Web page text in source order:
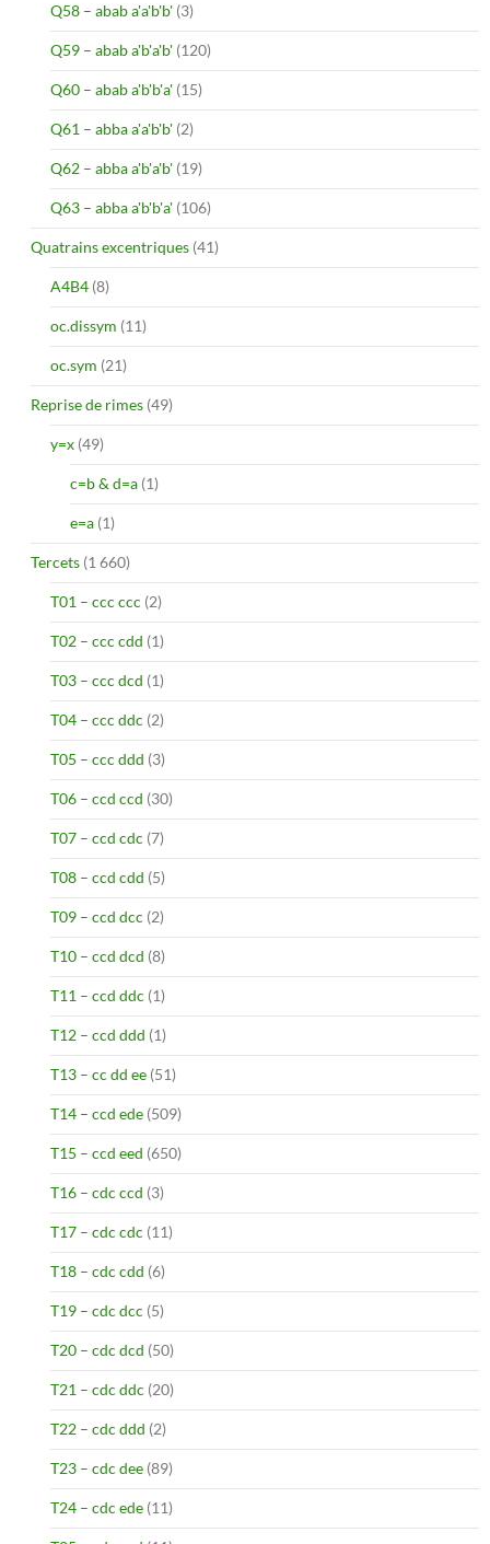
Q58 – abab a'a'b'b' (3)
Q59 – abab a'b'a'b' (120)
Q60 – abab a'b'b'a' (15)
Q61 – abba a'a'b'b' (2)
Q62 – abba a'b'a'b' (19)
Q63 – abba a'b'b'a' (106)
Quatrains excentriques (41)
A4B4 (8)
oc.dissym (11)
oc.sym (21)
Reprise de rimes (49)
y=x (49)
c=b & d=a (1)
e=a (1)
Tercets (1 660)
T01 – ccc ccc (2)
T02 – ccc cdd (1)
T03 – ccc dcd (1)
T04 – ccc ddc (2)
T05 – ccc ddd (3)
T06 – ccd ccd (30)
T07 – ccd cdc (7)
T08 – ccd cdd (5)
T09 – ccd dcc (2)
T10 – ccd dcd (8)
T11 – ccd ddc (1)
T12 – ccd ddd (1)
T13 – cc dd ee (51)
T14 – ccd ede (509)
T15 – ccd eed (650)
T16 – cdc ccd (3)
T17 – cdc cdc (11)
T18 – cdc cdd (6)
T19 – cdc dcc (5)
T20 – cdc dcd (50)
T21 – cdc ddc (20)
T22 – cdc ddd (2)
T23 – cdc dee (89)
T24 – cdc ede (11)